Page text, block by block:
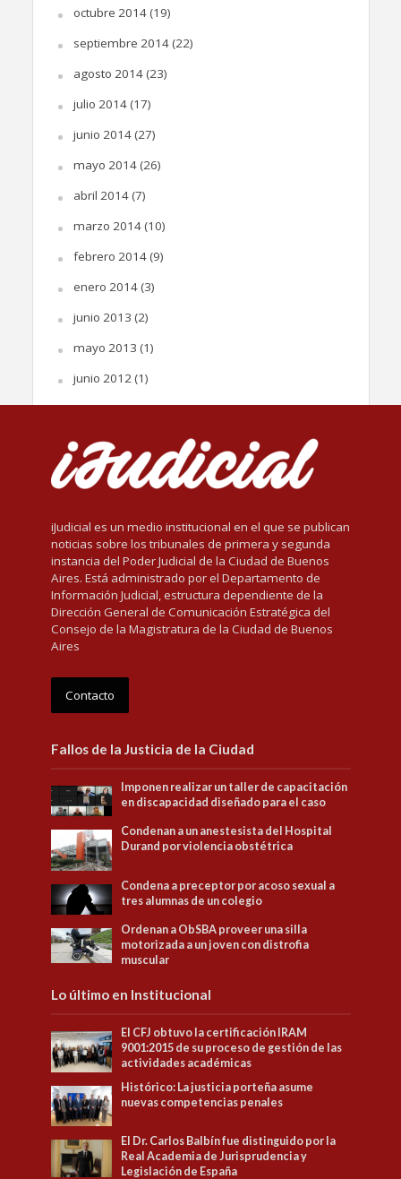
octubre 2014(19)
septiembre 2014(22)
agosto 2014(23)
julio 2014(17)
junio 2014(27)
mayo 2014(26)
abril 2014(7)
marzo 2014(10)
febrero 2014(9)
enero 2014(3)
junio 2013 (2)
mayo 2013 (1)
junio 2012(1)
iJudicial es un medio institucional en el que se publican
noticias sobre los tribunales de primera y segunda
instancia del Poder Judicial de la Ciudad de Buenos
Aires. Está administrado por el Departamento de
Información Judicial, estructura dependiente de la
Dirección General de Comunicación Estratégica del
Consejo de la Magistratura de la Ciudad de Buenos
Aires
Contacto
Fallos de la Justicia de la Ciudad
Imponen realizar un taller de capacitación
en discapacidad diseñado para el caso
Condenan a un anestesista del Hospital
Durand por violencia obstétrica
Condena a preceptor por acoso sexual a
tres alumnas de un colegio
Ordenan a ObSBA proveer una silla
motorizada a un joven con distrofia
muscular
Lo último en Institucional
El CFJ obtuvo la certificación IRAM
9001:2015 de su proceso de gestión de las
actividades académicas
Histórico: La justicia porteña asume
nuevas competencias penales
El Dr. Carlos Balbín fue distinguido por la
Real Academia de Jurisprudencia y
Legislación de España